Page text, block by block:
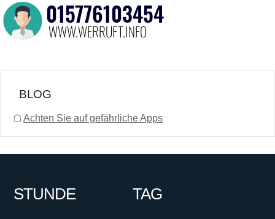
BLOG
☖ Achten Sie auf gefährliche Apps
STUNDE TAG